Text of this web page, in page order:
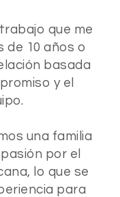
que me
de 10 años o
basada
y el
una familia
por el
lo que se
para